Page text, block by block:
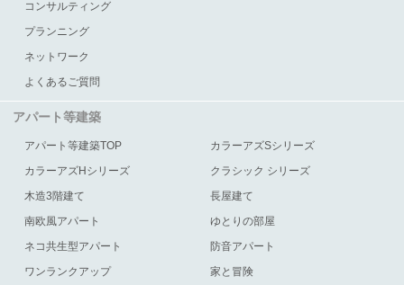
コンサルティング
プランニング
ネットワーク
よくあるご質問
アパート等建築
アパート等建築TOP
カラーアズSシリーズ
カラーアズHシリーズ
クラシック シリーズ
木造3階建て
長屋建て
南欧風アパート
ゆとりの部屋
ネコ共生型アパート
防音アパート
ワンランクアップ
家と冒険